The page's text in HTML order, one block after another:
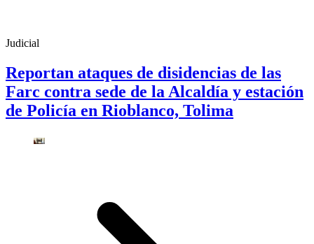
Judicial
Reportan ataques de disidencias de las
Farc contra sede de la Alcaldía y estación
de Policía en Rioblanco, Tolima